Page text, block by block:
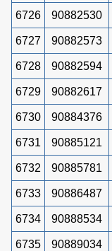
6726 90882530
6727 90882573
6728 90882594
6729 90882617
6730 90884376
6731 90885121
6732 90885781
6733 90886487
6734 90888534
6735 90889034